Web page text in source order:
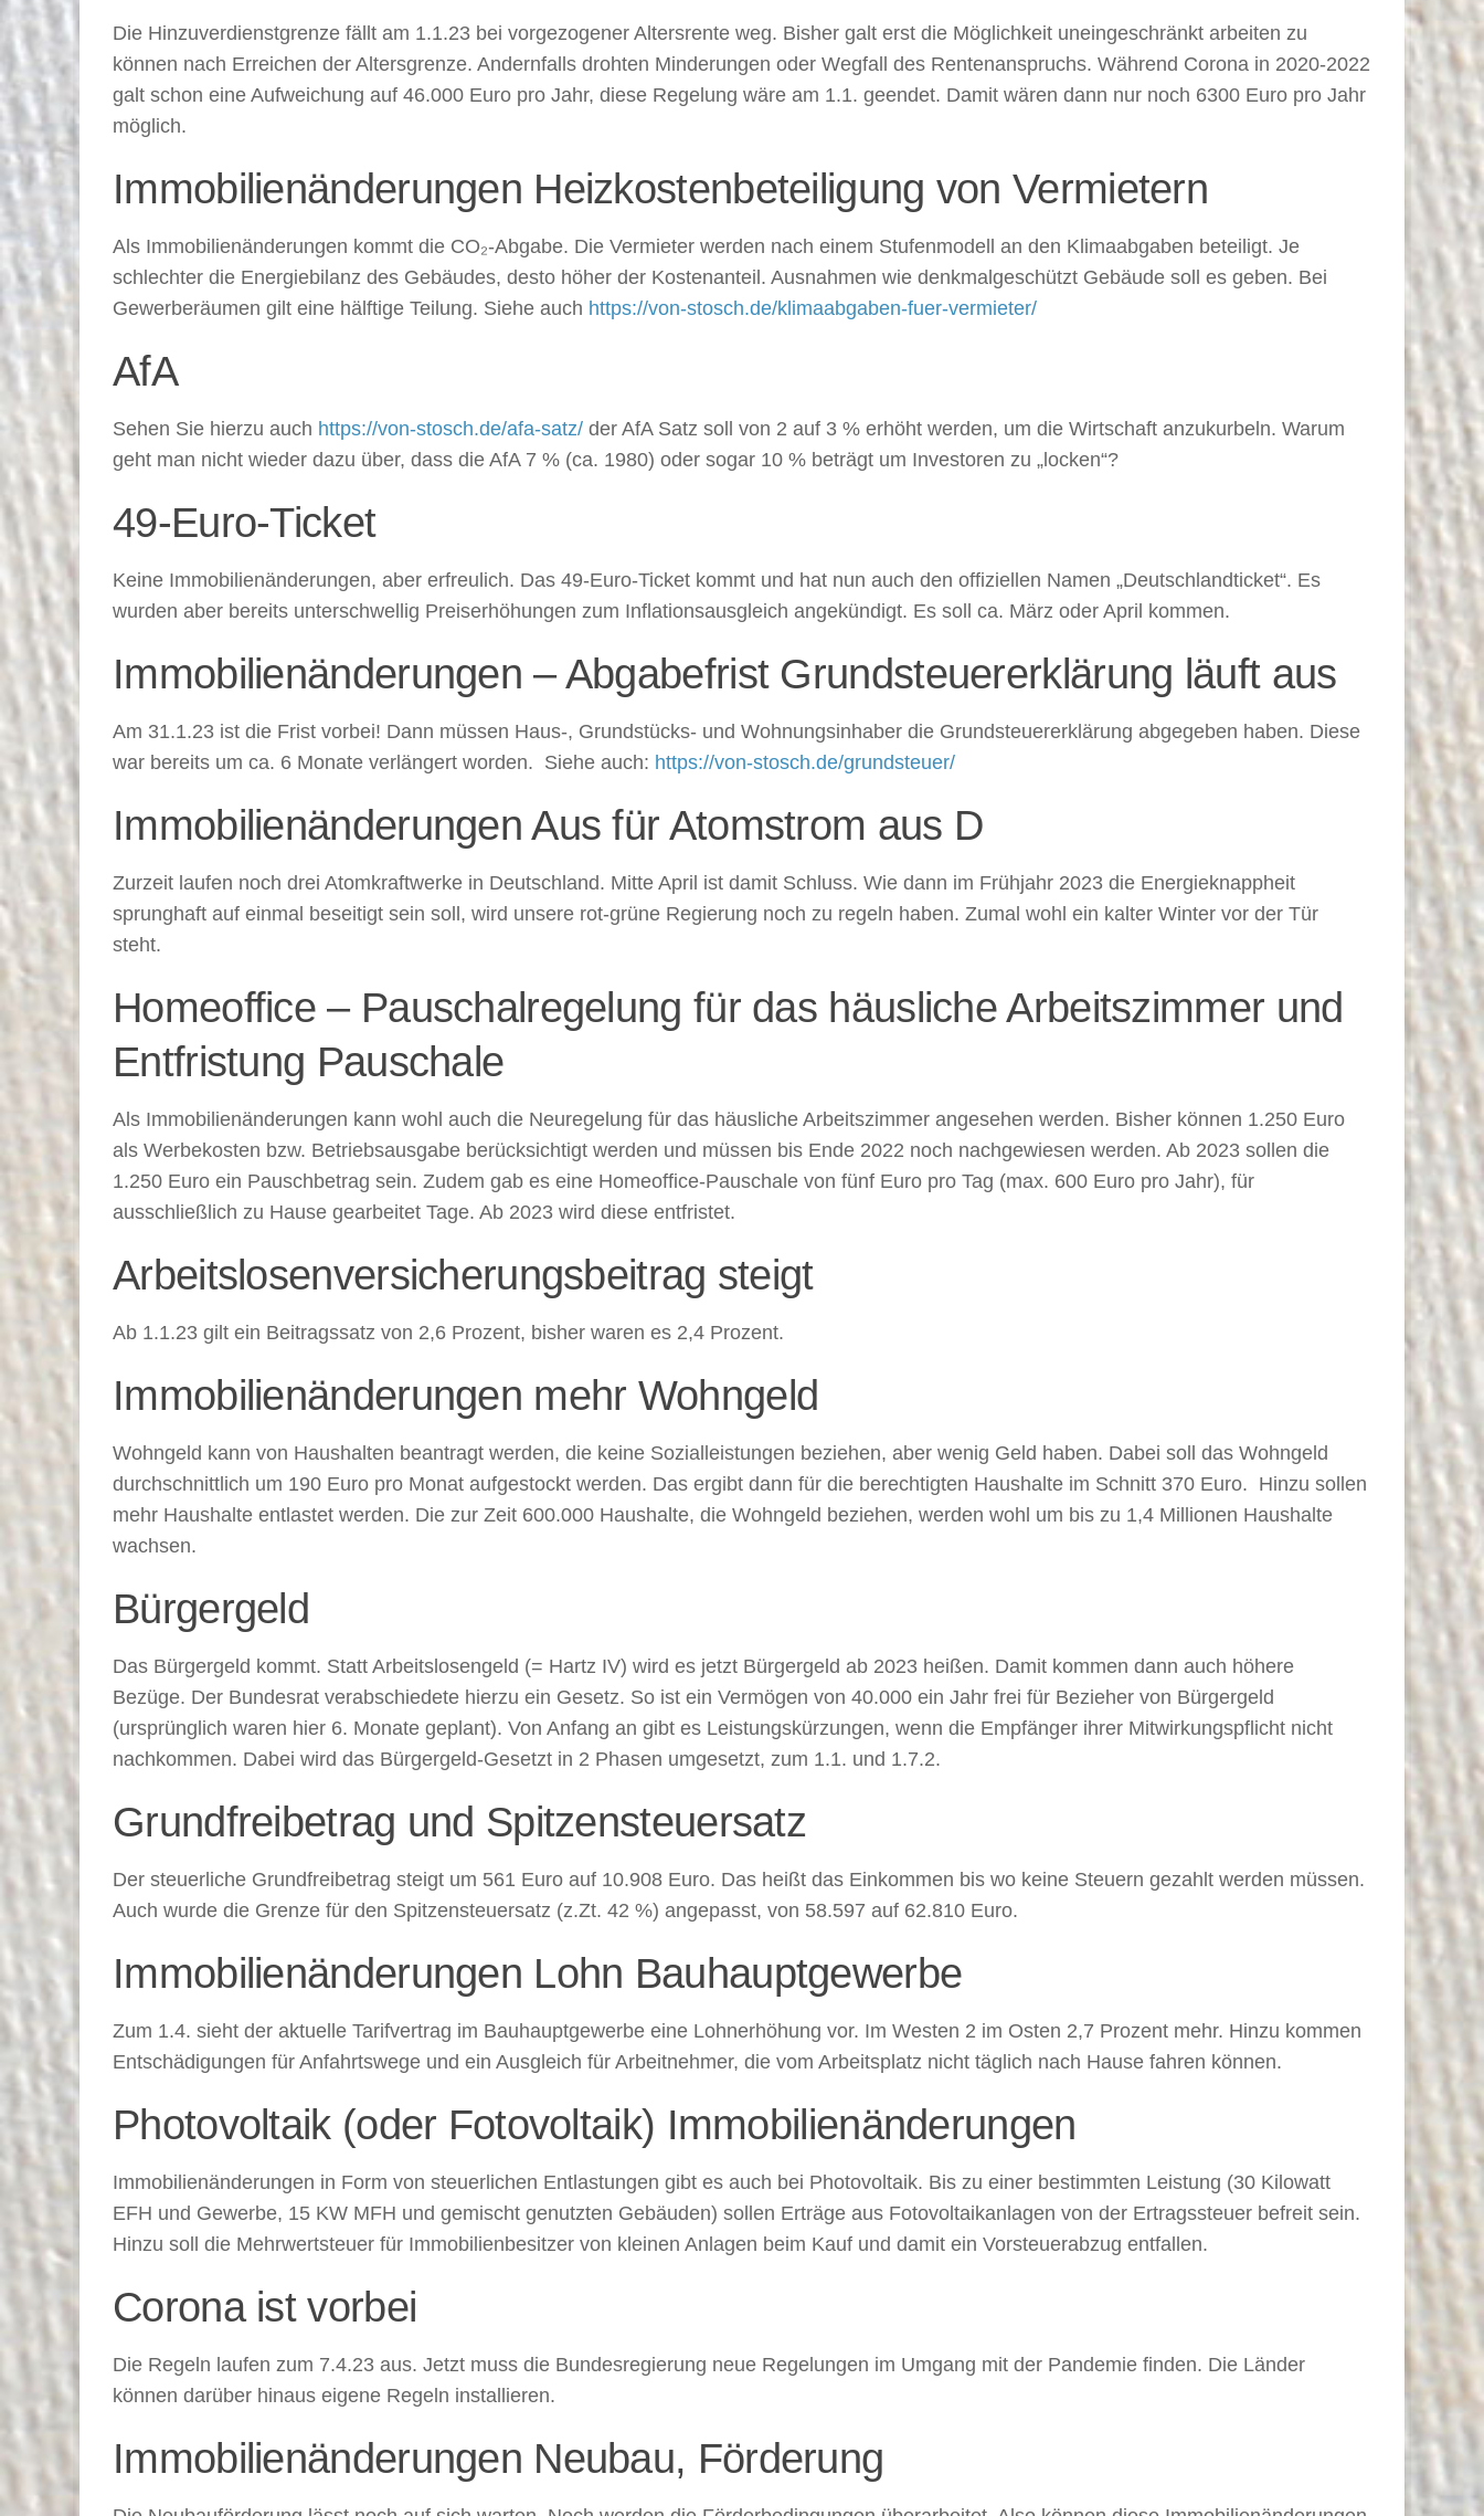
Die Hinzuverdienstgrenze fällt am 1.1.23 bei vorgezogener Altersrente weg. Bisher galt erst die Möglichkeit uneingeschränkt arbeiten zu
können nach Erreichen der Altersgrenze. Andernfalls drohten Minderungen oder Wegfall des Rentenanspruchs. Während Corona in 2020-2022
galt schon eine Aufweichung auf 46.000 Euro pro Jahr, diese Regelung wäre am 1.1. geendet. Damit wären dann nur noch 6300 Euro pro Jahr
möglich.
Immobilienänderungen Heizkostenbeteiligung von Vermietern
Als Immobilienänderungen kommt die CO₂-Abgabe. Die Vermieter werden nach einem Stufenmodell an den Klimaabgaben beteiligt. Je
schlechter die Energiebilanz des Gebäudes, desto höher der Kostenanteil. Ausnahmen wie denkmalgeschützt Gebäude soll es geben. Bei
Gewerberäumen gilt eine hälftige Teilung. Siehe auch https://von-stosch.de/klimaabgaben-fuer-vermieter/
AfA
Sehen Sie hierzu auch https://von-stosch.de/afa-satz/ der AfA Satz soll von 2 auf 3 % erhöht werden, um die Wirtschaft anzukurbeln. Warum
geht man nicht wieder dazu über, dass die AfA 7 % (ca. 1980) oder sogar 10 % beträgt um Investoren zu „locken“?
49-Euro-Ticket
Keine Immobilienänderungen, aber erfreulich. Das 49-Euro-Ticket kommt und hat nun auch den offiziellen Namen „Deutschlandticket“. Es
wurden aber bereits unterschwellig Preiserhöhungen zum Inflationsausgleich angekündigt. Es soll ca. März oder April kommen.
Immobilienänderungen – Abgabefrist Grundsteuererklärung läuft aus
Am 31.1.23 ist die Frist vorbei! Dann müssen Haus-, Grundstücks- und Wohnungsinhaber die Grundsteuererklärung abgegeben haben. Diese
war bereits um ca. 6 Monate verlängert worden. Siehe auch: https://von-stosch.de/grundsteuer/
Immobilienänderungen Aus für Atomstrom aus D
Zurzeit laufen noch drei Atomkraftwerke in Deutschland. Mitte April ist damit Schluss. Wie dann im Frühjahr 2023 die Energieknappheit
sprunghaft auf einmal beseitigt sein soll, wird unsere rot-grüne Regierung noch zu regeln haben. Zumal wohl ein kalter Winter vor der Tür
steht.
Homeoffice – Pauschalregelung für das häusliche Arbeitszimmer und
Entfristung Pauschale
Als Immobilienänderungen kann wohl auch die Neuregelung für das häusliche Arbeitszimmer angesehen werden. Bisher können 1.250 Euro
als Werbekosten bzw. Betriebsausgabe berücksichtigt werden und müssen bis Ende 2022 noch nachgewiesen werden. Ab 2023 sollen die
1.250 Euro ein Pauschbetrag sein. Zudem gab es eine Homeoffice-Pauschale von fünf Euro pro Tag (max. 600 Euro pro Jahr), für
ausschließlich zu Hause gearbeitet Tage. Ab 2023 wird diese entfristet.
Arbeitslosenversicherungsbeitrag steigt
Ab 1.1.23 gilt ein Beitragssatz von 2,6 Prozent, bisher waren es 2,4 Prozent.
Immobilienänderungen mehr Wohngeld
Wohngeld kann von Haushalten beantragt werden, die keine Sozialleistungen beziehen, aber wenig Geld haben. Dabei soll das Wohngeld
durchschnittlich um 190 Euro pro Monat aufgestockt werden. Das ergibt dann für die berechtigten Haushalte im Schnitt 370 Euro. Hinzu sollen
mehr Haushalte entlastet werden. Die zur Zeit 600.000 Haushalte, die Wohngeld beziehen, werden wohl um bis zu 1,4 Millionen Haushalte
wachsen.
Bürgergeld
Das Bürgergeld kommt. Statt Arbeitslosengeld (= Hartz IV) wird es jetzt Bürgergeld ab 2023 heißen. Damit kommen dann auch höhere
Bezüge. Der Bundesrat verabschiedete hierzu ein Gesetz. So ist ein Vermögen von 40.000 ein Jahr frei für Bezieher von Bürgergeld
(ursprünglich waren hier 6. Monate geplant). Von Anfang an gibt es Leistungskürzungen, wenn die Empfänger ihrer Mitwirkungspflicht nicht
nachkommen. Dabei wird das Bürgergeld-Gesetzt in 2 Phasen umgesetzt, zum 1.1. und 1.7.2.
Grundfreibetrag und Spitzensteuersatz
Der steuerliche Grundfreibetrag steigt um 561 Euro auf 10.908 Euro. Das heißt das Einkommen bis wo keine Steuern gezahlt werden müssen.
Auch wurde die Grenze für den Spitzensteuersatz (z.Zt. 42 %) angepasst, von 58.597 auf 62.810 Euro.
Immobilienänderungen Lohn Bauhauptgewerbe
Zum 1.4. sieht der aktuelle Tarifvertrag im Bauhauptgewerbe eine Lohnerhöhung vor. Im Westen 2 im Osten 2,7 Prozent mehr. Hinzu kommen
Entschädigungen für Anfahrtswege und ein Ausgleich für Arbeitnehmer, die vom Arbeitsplatz nicht täglich nach Hause fahren können.
Photovoltaik (oder Fotovoltaik) Immobilienänderungen
Immobilienänderungen in Form von steuerlichen Entlastungen gibt es auch bei Photovoltaik. Bis zu einer bestimmten Leistung (30 Kilowatt
EFH und Gewerbe, 15 KW MFH und gemischt genutzten Gebäuden) sollen Erträge aus Fotovoltaikanlagen von der Ertragssteuer befreit sein.
Hinzu soll die Mehrwertsteuer für Immobilienbesitzer von kleinen Anlagen beim Kauf und damit ein Vorsteuerabzug entfallen.
Corona ist vorbei
Die Regeln laufen zum 7.4.23 aus. Jetzt muss die Bundesregierung neue Regelungen im Umgang mit der Pandemie finden. Die Länder
können darüber hinaus eigene Regeln installieren.
Immobilienänderungen Neubau, Förderung